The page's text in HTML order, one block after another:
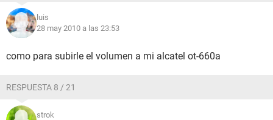
luis
28 may 2010 a las 23:53
como para subirle el volumen a mi alcatel ot-660a
RESPUESTA 8 / 21
strok